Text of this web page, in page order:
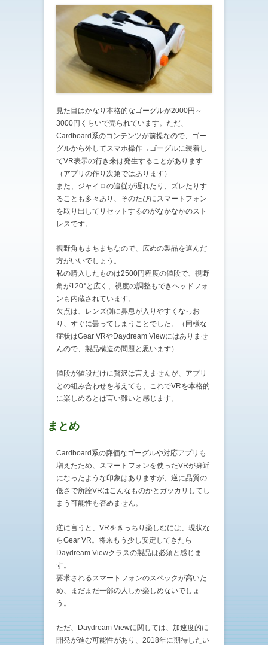
見た目はかなり本格的なゴーグルが2000円～
3000円くらいで売られています。ただ、
Cardboard系のコンテンツが前提なので、ゴー
グルから外してスマホ操作→ゴーグルに装着し
てVR表示の行き来は発生することがあります
（アプリの作り次第ではあります）
また、ジャイロの追従が遅れたり、ズレたりす
ることも多々あり、そのたびにスマートフォン
を取り出してリセットするのがなかなかのスト
レスです。
視野角もまちまちなので、広めの製品を選んだ
方がいいでしょう。
私の購入したものは2500円程度の値段で、視野
角が120°と広く、視度の調整もできヘッドフォ
ンも内蔵されています。
欠点は、レンズ側に鼻息が入りやすくなっお
り、すぐに曇ってしまうことでした。（同様な
症状はGear VRやDaydream Viewにはありませ
んので、製品構造の問題と思います）
値段が値段だけに贅沢は言えませんが、アプリ
との組み合わせを考えても、これでVRを本格的
に楽しめるとは言い難いと感じます。
まとめ
Cardboard系の廉価なゴーグルや対応アプリも
増えたため、スマートフォンを使ったVRが身近
になったような印象はありますが、逆に品質の
低さで所詮VRはこんなものかとガッカリしてし
まう可能性も否めません。
逆に言うと、VRをきっちり楽しむには、現状な
らGear VR。将来もう少し安定してきたら
Daydream Viewクラスの製品は必須と感じま
す。
要求されるスマートフォンのスペックが高いた
め、まだまだ一部の人しか楽しめないでしょ
う。
ただ、Daydream Viewに関しては、加速度的に
開発が進む可能性があり、2018年に期待したい